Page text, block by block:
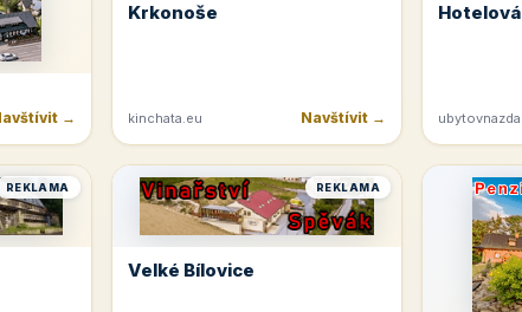
→
Krkonoše
kinchata.eu Navštívit →
REKLAMA REKLAMA
Velké Bílovice